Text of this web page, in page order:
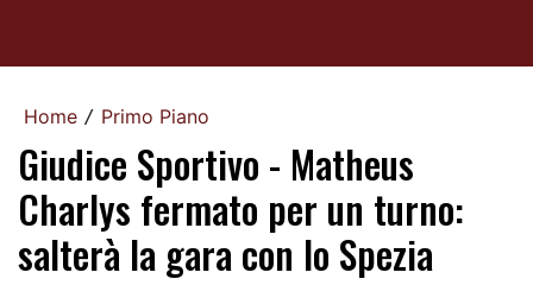
Home / Primo Piano
Giudice Sportivo - Matheus
Charlys fermato per un turno:
salterà la gara con lo Spezia